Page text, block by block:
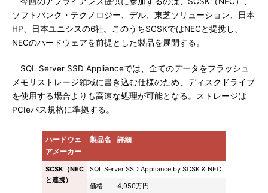
ソフトバンク・テクノロジー、デル、東芝ソリューション、日本
HP、日本ユニシスの6社。このうちSCSKではNECと提携し、
NECのハードウェアを前提とした製品を展開する。
SQL Server SSD Applianceでは、全てのデータをフラッシュ
メモリストレージ領域に書き込む仕様のため、ディスクドライブ
を使用する場合よりも高速な処理が可能となる。ストレージは
PCIeバス規格に準拠する。
ハードウェ
アメーカー
製品名 詳細
SCSK（NEC
と連携）
SQL Server SSD Appliance by SCSK & NEC
価格
4,950万円